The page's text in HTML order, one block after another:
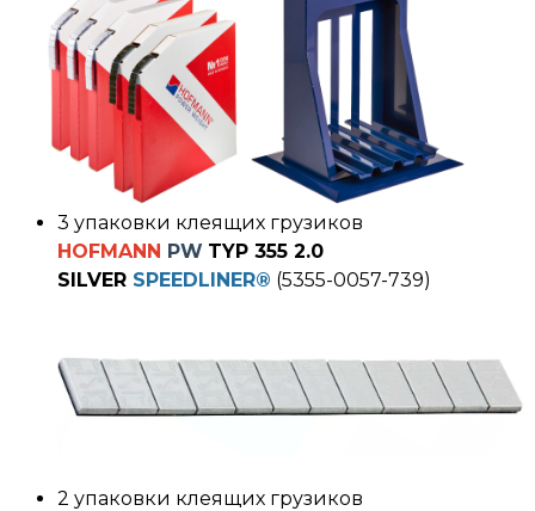
3 упаковки клеящихгрузиков
HOFMANN PW TYP 355 2.0
SILVER SPEEDLINER® (5355-0057-739)
2 упаковки клеящихгрузиков